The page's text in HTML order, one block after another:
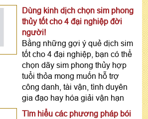
Dùng kinh dịch chọn sim phong
thủy tốt cho 4 đại nghiệp đời
người!
Bằng những gợi ý quẻ dịch sim
tốt cho 4 đại nghiệp, bạn có thể
chọn dãy sim phong thủy hợp
tuổi thỏa mong muốn hỗ trợ
công danh, tài vận, tình duyên
gia đạo hay hóa giải vận hạn
Tìm hiểu các phương pháp bói